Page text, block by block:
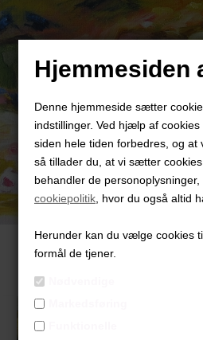
Hjemmesiden
Denne hjemmeside sætter
indstillinger. Ved hjælp af
siden hele tiden forbedres, og at
så tillader du, at vi sætter
behandler de
cookiepolitik , hvor du også altid
Herunder kan du vælge cookies
formål de tjener.